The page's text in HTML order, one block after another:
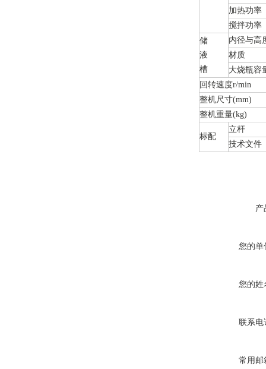
加热功率
搅拌功率
储
液
槽
内径与高
材质
大烧瓶容
回转速度r/min
整机尺寸(mm)
整机重量(kg)
标配
立杆
技术文件
产
您的单
您的姓
联系电
常用邮